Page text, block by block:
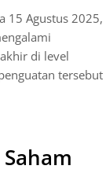
15 Agustus 2025,
di level
tersebut